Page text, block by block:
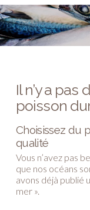
Il n’y a
poisson
Choisissez du
qualité
Vous n’avez pas
que nos océans
avons déjà publié
mer ».